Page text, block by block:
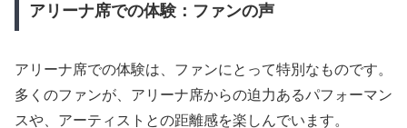
アリーナ席での体験：ファンの声
アリーナ席での体験は、ファンにとって特別なものです。
多くのファンが、アリーナ席からの迫力あるパフォーマン
スや、アーティストとの距離感を楽しんでいます。